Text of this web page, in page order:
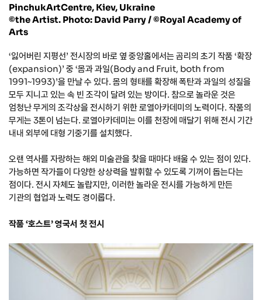
PinchukArtCentre, Kiev, Ukraine
©the Artist. Photo: David Parry / ©Royal Academy of
Arts
‘잃어버린 지평선’ 전시장의 바로 옆 중앙홀에서는 곰리의 초기 작품 ‘확장
(expansion)’ 중 ‘몸과 과일(Body and Fruit, both from
1991~1993)’을 만날 수 있다. 몸의 형태를 확장해 폭탄과 과일의 성질을
모두 지니고 있는 속 빈 조각이 달려 있는 방이다. 참으로 놀라운 것은
엄청난 무게의 조각상을 전시하기 위한 로열아카데미의 노력이다. 작품의
무게는 3톤이 넘는다. 로열아카데미는 이를 천장에 매달기 위해 전시 기간
내내 외부에 대형 기중기를 설치했다.
오랜 역사를 자랑하는 해외 미술관을 찾을 때마다 배울 수 있는 점이 있다.
가능하면 작가들이 다양한 상상력을 발휘할 수 있도록 기꺼이 돕는다는
점이다. 전시 자체도 놀랍지만, 이러한 놀라운 전시를 가능하게 만든
기관의 협업과 노력도 경이롭다.
작품 ‘호스트’ 영국서 첫 전시